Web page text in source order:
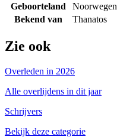
Geboorteland
Noorwegen
Bekend van
Thanatos
Zie ook
Overleden in 2026
Alle overlijdens in dit jaar
Schrijvers
Bekijk deze categorie